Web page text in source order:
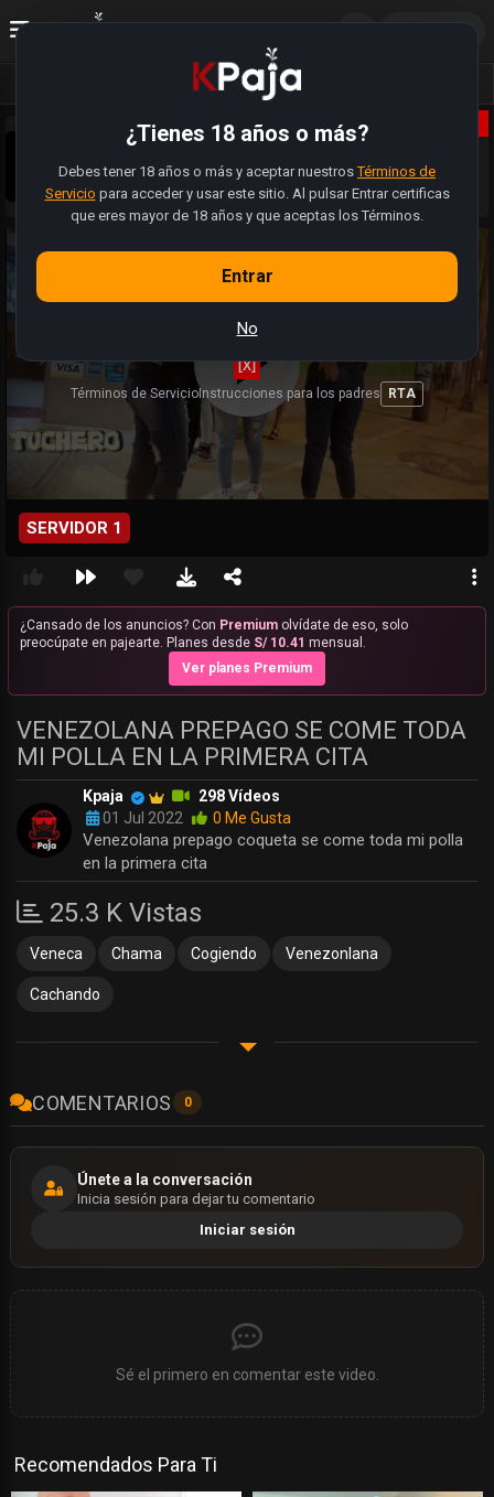
Fotos
Sobrinos pajeros 😈, la web se actualizó. Tiene muchas
modificar perfiles y hasta buscar a alguien cercano para
folla.
Sabemos que hay videos y enlaces que estan rotos.
Estamos trabajando (como pajeros) para restaurar la
totalidad de videos 🍆
[X]
SERVIDOR 1
¿Cansado de los anuncios? Con Premium olvídate de eso, solo
preocúpate en pajearte. Planes desde S/ 10.41 mensual.
Ver planes Premium
VENEZOLANA PREPAGO SE COME TODA
MI POLLA EN LA PRIMERA CITA
Kpaja
298 Vídeos
01 Jul 2022
0 Me Gusta
Venezolana prepago coqueta se come toda mi polla
en la primera cita
25.3 K Vistas
Veneca Chama Cogiendo Venezonlana
Cachando
COMENTARIOS 0
Únete a la conversación
Inicia sesión para dejar tu comentario
Iniciar sesión
Sé el primero en comentar este video.
Recomendados Para Ti
¿Tienes 18 años o más?
Debes tener 18 años o más y aceptar nuestrosTérminos de
Servicio para acceder y usar este sitio. Al pulsar Entrar certificas
que eres mayor de 18 años y que aceptas los Términos.
Entrar
No
Términos de ServicioInstrucciones para los padres RTA